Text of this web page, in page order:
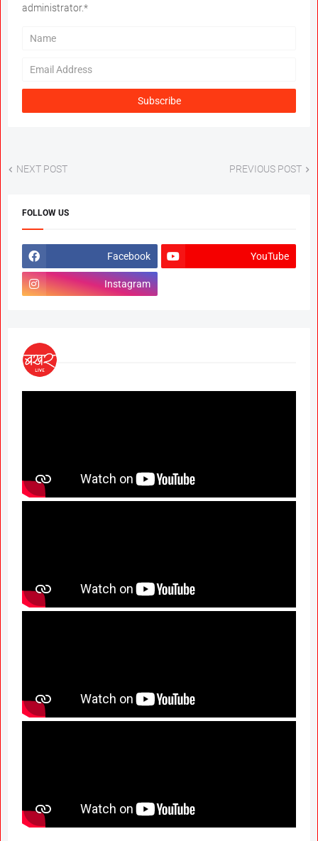
administrator.*
NEXT POST PREVIOUS POST
FOLLOW US
Facebook YouTube
Instagram